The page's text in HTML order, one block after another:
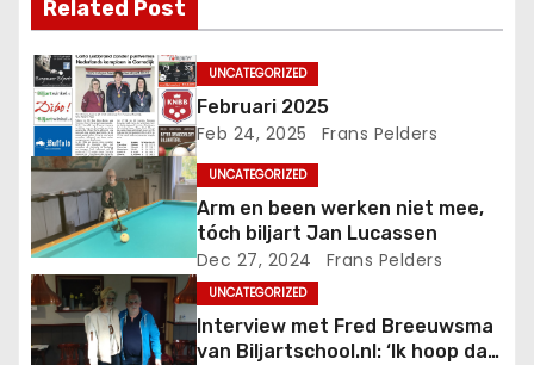
Related Post
UNCATEGORIZED
Februari 2025
Feb 24, 2025 Frans Pelders
UNCATEGORIZED
Arm en been werken niet mee,
tóch biljart Jan Lucassen
Dec 27, 2024 Frans Pelders
UNCATEGORIZED
Interview met Fred Breeuwsma
van Biljartschool.nl: ‘Ik hoop dat